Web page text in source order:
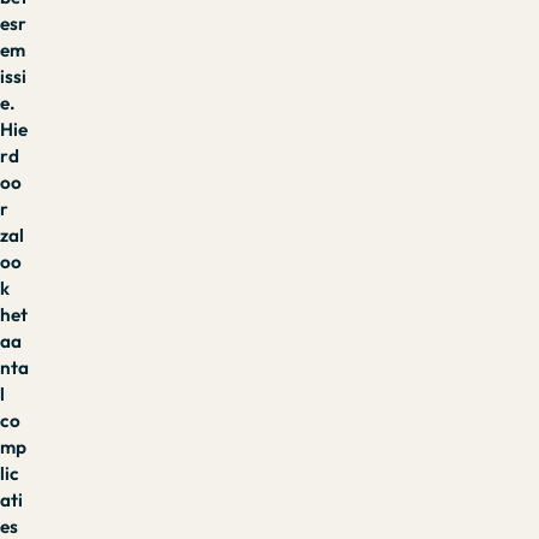
esr
em
issi
e.
Hie
rd
oo
r
zal
oo
k
het
aa
nta
l
co
mp
lic
ati
es